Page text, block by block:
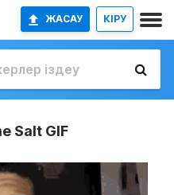
ЖАСАУ КІРУ
Salt GIF